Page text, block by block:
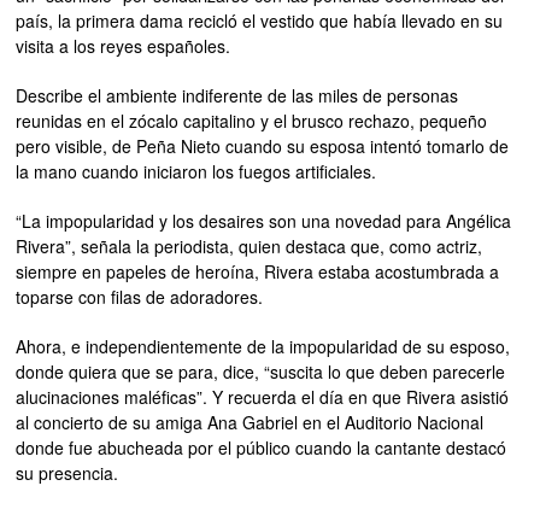
país, la primera dama recicló el vestido que había llevado en su
visita a los reyes españoles.
Describe el ambiente indiferente de las miles de personas
reunidas en el zócalo capitalino y el brusco rechazo, pequeño
pero visible, de Peña Nieto cuando su esposa intentó tomarlo de
la mano cuando iniciaron los fuegos artificiales.
“La impopularidad y los desaires son una novedad para Angélica
Rivera”, señala la periodista, quien destaca que, como actriz,
siempre en papeles de heroína, Rivera estaba acostumbrada a
toparse con filas de adoradores.
Ahora, e independientemente de la impopularidad de su esposo,
donde quiera que se para, dice, “suscita lo que deben parecerle
alucinaciones maléficas”. Y recuerda el día en que Rivera asistió
al concierto de su amiga Ana Gabriel en el Auditorio Nacional
donde fue abucheada por el público cuando la cantante destacó
su presencia.